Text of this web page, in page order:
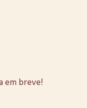
em breve!